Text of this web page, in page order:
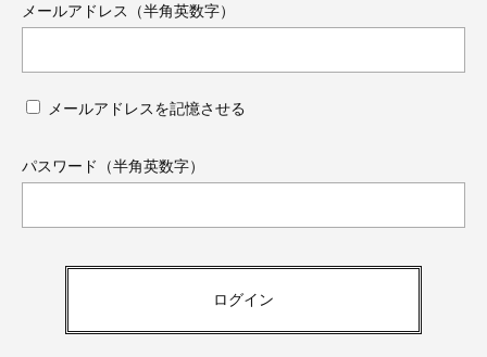
ス学」
メールアドレス（半角英数字）
メールアドレスを記憶させる
パスワード（半角英数字）
ログイン